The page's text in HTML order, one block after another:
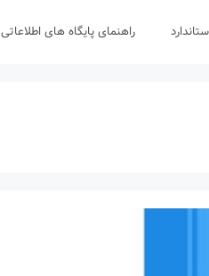
راهنمای پایگاه های اطلاعاتی